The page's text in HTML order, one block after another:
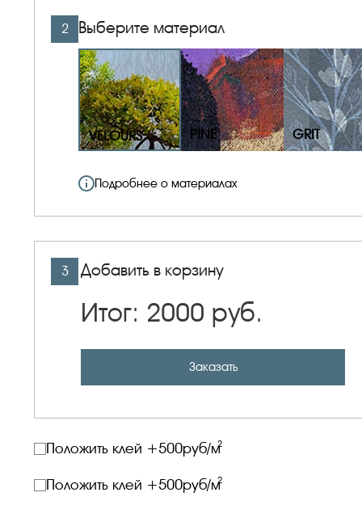
2 Выберите материал
VELOURS PINE GRIT
Подробнее о материалах
3 Добавить в корзину
Итог: 2000 руб.
Заказать
Положить клей +500руб/м2
Положить клей +500руб/м2